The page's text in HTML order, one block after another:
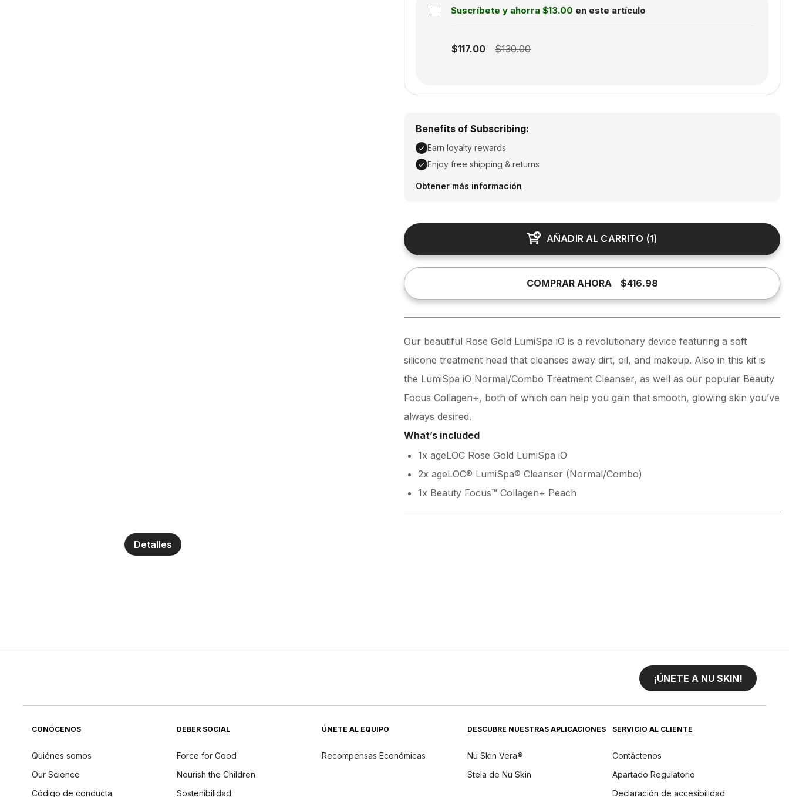
Suscríbete y ahorra $13.00 en este artículo
$117.00
$130.00
Benefits of Subscribing:
Earn loyalty rewards
Enjoy free shipping & returns
Earn loyalty rewards, Enjoy free shipping & returns
Obtener más información
AÑADIR AL CARRITO (1)
COMPRAR AHORA $416.98
Our beautiful Rose Gold LumiSpa iO is a revolutionary device featuring a soft
silicone treatment head that cleanses away dirt, oil, and makeup. Also in this kit is
the LumiSpa iO Normal/Combo Treatment Cleanser, as well as our popular Beauty
Focus Collagen+, both of which can help you gain that smooth, glowing skin you’ve
always desired.
What’s included
1x ageLOC Rose Gold LumiSpa iO
2x ageLOC® LumiSpa® Cleanser (Normal/Combo)
1x Beauty Focus™ Collagen+ Peach
Detalles
¡ÚNETE A NU SKIN!
CONÓCENOS
Quiénes somos
Our Science
Código de conducta
DEBER SOCIAL
Force for Good
Nourish the Children
Sostenibilidad
ÚNETE AL EQUIPO
Recompensas Económicas
DESCUBRE NUESTRAS APLICACIONES
Nu Skin Vera®
Stela de Nu Skin
SERVICIO AL CLIENTE
Contáctenos
Apartado Regulatorio
Declaración de accesibilidad